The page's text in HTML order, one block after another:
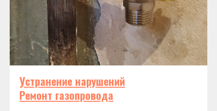
Устранение нарушений
Ремонт газопровода